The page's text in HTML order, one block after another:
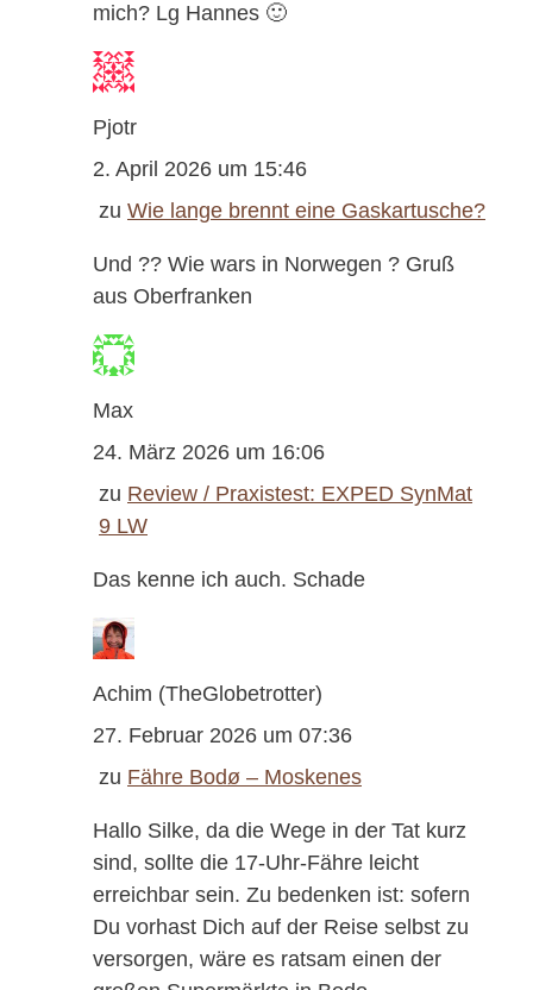
mich? Lg Hannes 🙂
Pjotr
2. April 2026 um 15:46
zu Wie lange brennt eine Gaskartusche?
Und ?? Wie wars in Norwegen ? Gruß
aus Oberfranken
Max
24. März 2026 um 16:06
zu Review / Praxistest: EXPED SynMat
9 LW
Das kenne ich auch. Schade
Achim (TheGlobetrotter)
27. Februar 2026 um 07:36
zu Fähre Bodø – Moskenes
Hallo Silke, da die Wege in der Tat kurz
sind, sollte die 17-Uhr-Fähre leicht
erreichbar sein. Zu bedenken ist: sofern
Du vorhast Dich auf der Reise selbst zu
versorgen, wäre es ratsam einen der